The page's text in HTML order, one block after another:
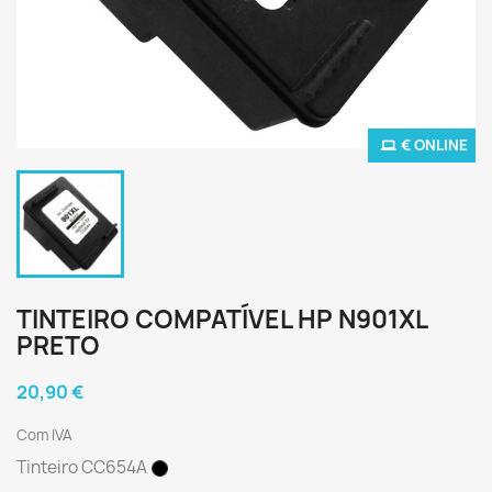
€ ONLINE
TINTEIRO COMPATÍVEL HP N901XL
PRETO
20,90 €
Com IVA
Tinteiro CC654A